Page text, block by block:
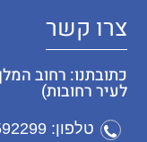
צרו קשר
כתובתנו: רחוב
לעיר רחובות)
טלפון: 08-8592299